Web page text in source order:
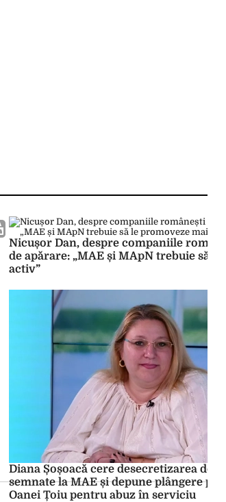
Nicușor Dan, despre companiile
de apărare: „MAE și MApN trebuie să
activ”
Diana Șoșoacă cere desecretizarea
semnate la MAE și depune plângere
Oanei Țoiu pentru abuz în serviciu